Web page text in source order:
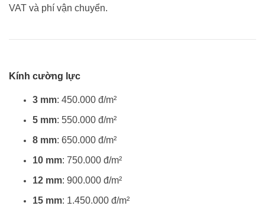
VAT và phí vận chuyển.
Kính cường lực
3 mm: 450.000 đ/m²
5 mm: 550.000 đ/m²
8 mm: 650.000 đ/m²
10 mm: 750.000 đ/m²
12 mm: 900.000 đ/m²
15 mm: 1.450.000 đ/m²